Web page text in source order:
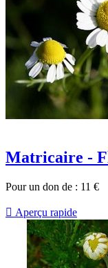
Matricaire -
Pour un don de : 11 €
 Aperçu rapide